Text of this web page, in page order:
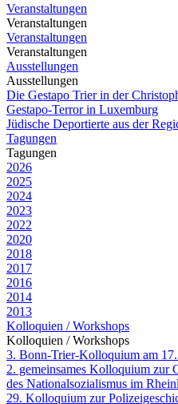
Veranstaltungen
Veranstaltungen
Veranstaltungen
Veranstaltungen
Ausstellungen
Ausstellungen
Die Gestapo Trier in der
Gestapo-Terror in Luxemburg
Jüdische Deportierte aus der
Tagungen
Tagungen
2026
2025
2024
2023
2022
2020
2018
2017
2016
2014
2013
Kolloquien / Workshops
Kolloquien / Workshops
3. Bonn-Trier-Kolloquium am
2. gemeinsames Kolloquium zur
des Nationalsozialismus im
29. Kolloquium zur